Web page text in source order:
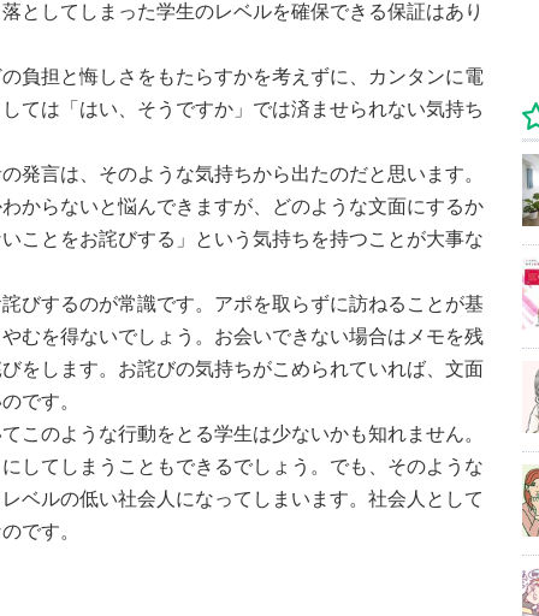
としてしまった学生のレベルを確保できる保証はあり
負担と悔しさをもたらすかを考えずに、カンタンに電
ては「はい、そうですか」では済ませられない気持ち
発言は、そのような気持ちから出たのだと思います。
からないと悩んできますが、どのような文面にするか
ことをお詫びする」という気持ちを持つことが大事な
びするのが常識です。アポを取らずに訪ねることが基
むを得ないでしょう。お会いできない場合はメモを残
をします。お詫びの気持ちがこめられていれば、文面
です。
このような行動をとる学生は少ないかも知れません。
してしまうこともできるでしょう。でも、そのような
ベルの低い社会人になってしまいます。社会人として
です。